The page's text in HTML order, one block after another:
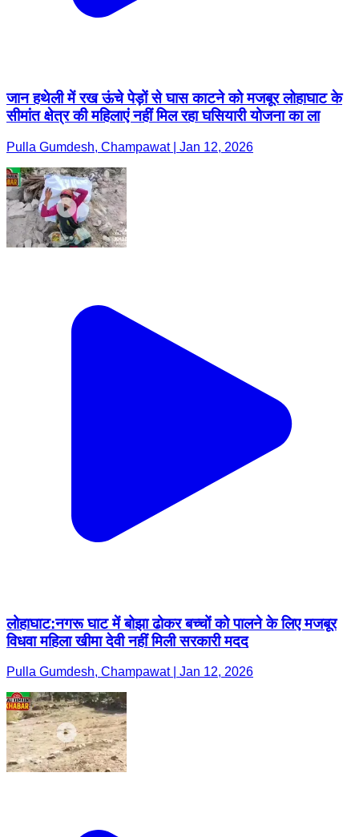
जान हथेली में रख ऊंचे पेड़ों से घास काटने को मजबूर लोहाघाट के
सीमांत क्षेत्र की महिलाएं नहीं मिल रहा घसियारी योजना का ला
Pulla Gumdesh, Champawat | Jan 12, 2026
लोहाघाट:नगरू घाट में बोझा ढोकर बच्चों को पालने के लिए मजबूर
विधवा महिला खीमा देवी नहीं मिली सरकारी मदद
Pulla Gumdesh, Champawat | Jan 12, 2026